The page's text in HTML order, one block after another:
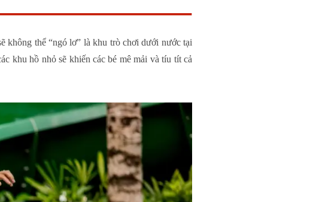
không thể “ngó lơ” là khu trò chơi dưới nước tại
khu hồ nhỏ sẽ khiến các bé mê mải và tíu tít cả